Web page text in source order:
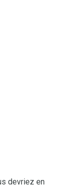
devriez en